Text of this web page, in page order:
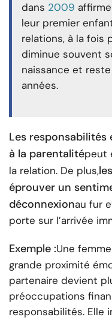
dans 2009
leur premier
relations, à la fois
diminue souvent
naissance et
années.
Les responsabilités
à la parentalitépeut
la relation. De plus,
éprouver un
déconnexionau fur
porte sur l’arrivée
Exemple :Une
grande proximité
partenaire devient
préoccupations
responsabilités. Elle